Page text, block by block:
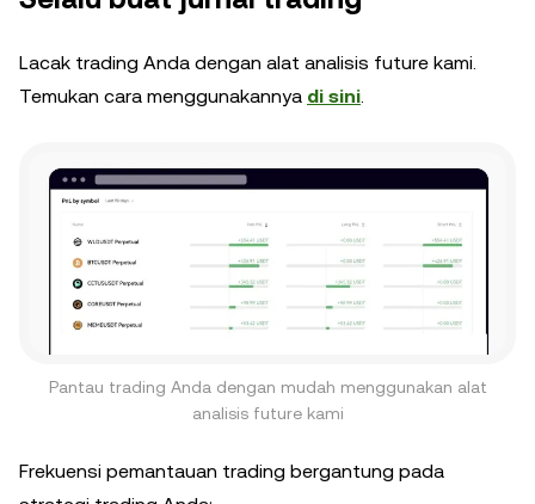
Lacak trading Anda dengan alat analisis future kami.
Temukan cara menggunakannya di sini.
Pantau trading Anda dengan mudah menggunakan alat
analisis future kami
Frekuensi pemantauan trading bergantung pada